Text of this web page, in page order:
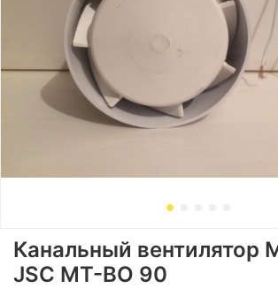
Канальный вентилятор
JSC МТ-ВО 90